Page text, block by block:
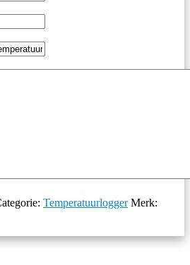
Temperatuurlogger Merk: